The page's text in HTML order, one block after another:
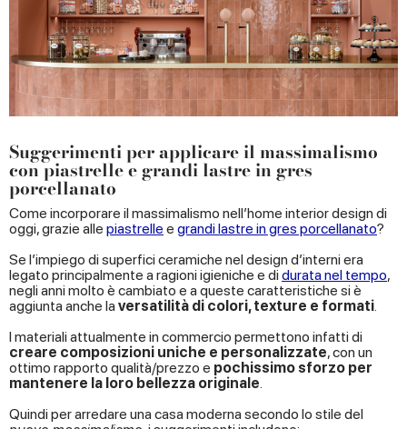
Suggerimenti per applicare il massimalismo
con piastrelle e grandi lastre in gres
porcellanato
Come incorporare il massimalismo nell’home interior design di
oggi, grazie alle piastrelle e grandi lastre in gres porcellanato?
Se l’impiego di superfici ceramiche nel design d’interni era
legato principalmente a ragioni igieniche e didurata nel tempo,
negli anni molto è cambiato e a queste caratteristiche si è
aggiunta anche la versatilità di colori, texture e formati
I materiali attualmente in commercio permettono infatti di
creare composizioni uniche e personalizzate, con un
ottimo rapporto qualità/prezzo e pochissimo sforzo per
mantenere la loro bellezza originale
Quindi per arredare una casa moderna secondo lo stile del